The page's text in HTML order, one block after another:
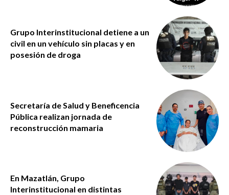
Grupo Interinstitucional detiene a un
civil en un vehículo sin placas y en
posesión de droga
Secretaría de Salud y Beneficencia
Pública realizan jornada de
reconstrucción mamaria
En Mazatlán, Grupo
Interinstitucional en distintas